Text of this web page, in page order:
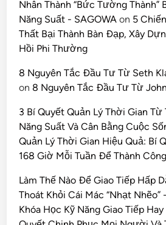
Nhân Thành “Bức Tường Thành”
Năng Suất - SAGOWA on 5
Thất Bại Thành Bàn Đạp, Xây
Hồi Phi Thường
8 Nguyên Tắc Đầu Tư Từ Seth
on 8 Nguyên Tắc Đầu Tư Từ
3 Bí Quyết Quản Lý Thời Gian Từ
Năng Suất Và Cân Bằng Cuộc
Quản Lý Thời Gian Hiệu Quả: Bí
168 Giờ Mỗi Tuần Để Thành
Làm Thế Nào Để Giao Tiếp Hấp
Thoát Khỏi Cái Mác “Nhạt Nhẽo”
Khóa Học Kỹ Năng Giao Tiếp